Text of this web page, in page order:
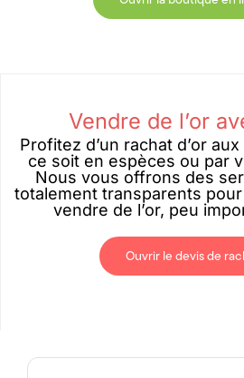
Vendre de l’or
Profitez d’un rachat d’or
ce soit en espèces ou par
Nous vous offrons des
totalement transparents
vendre de l’or, peu
Ouvrir le devis de